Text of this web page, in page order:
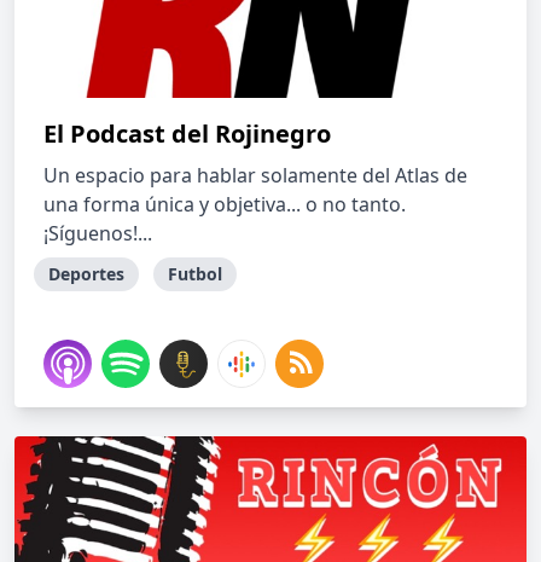
El Podcast del Rojinegro
Un espacio para hablar solamente del Atlas de
una forma única y objetiva... o no tanto.
¡Síguenos!...
Deportes Futbol